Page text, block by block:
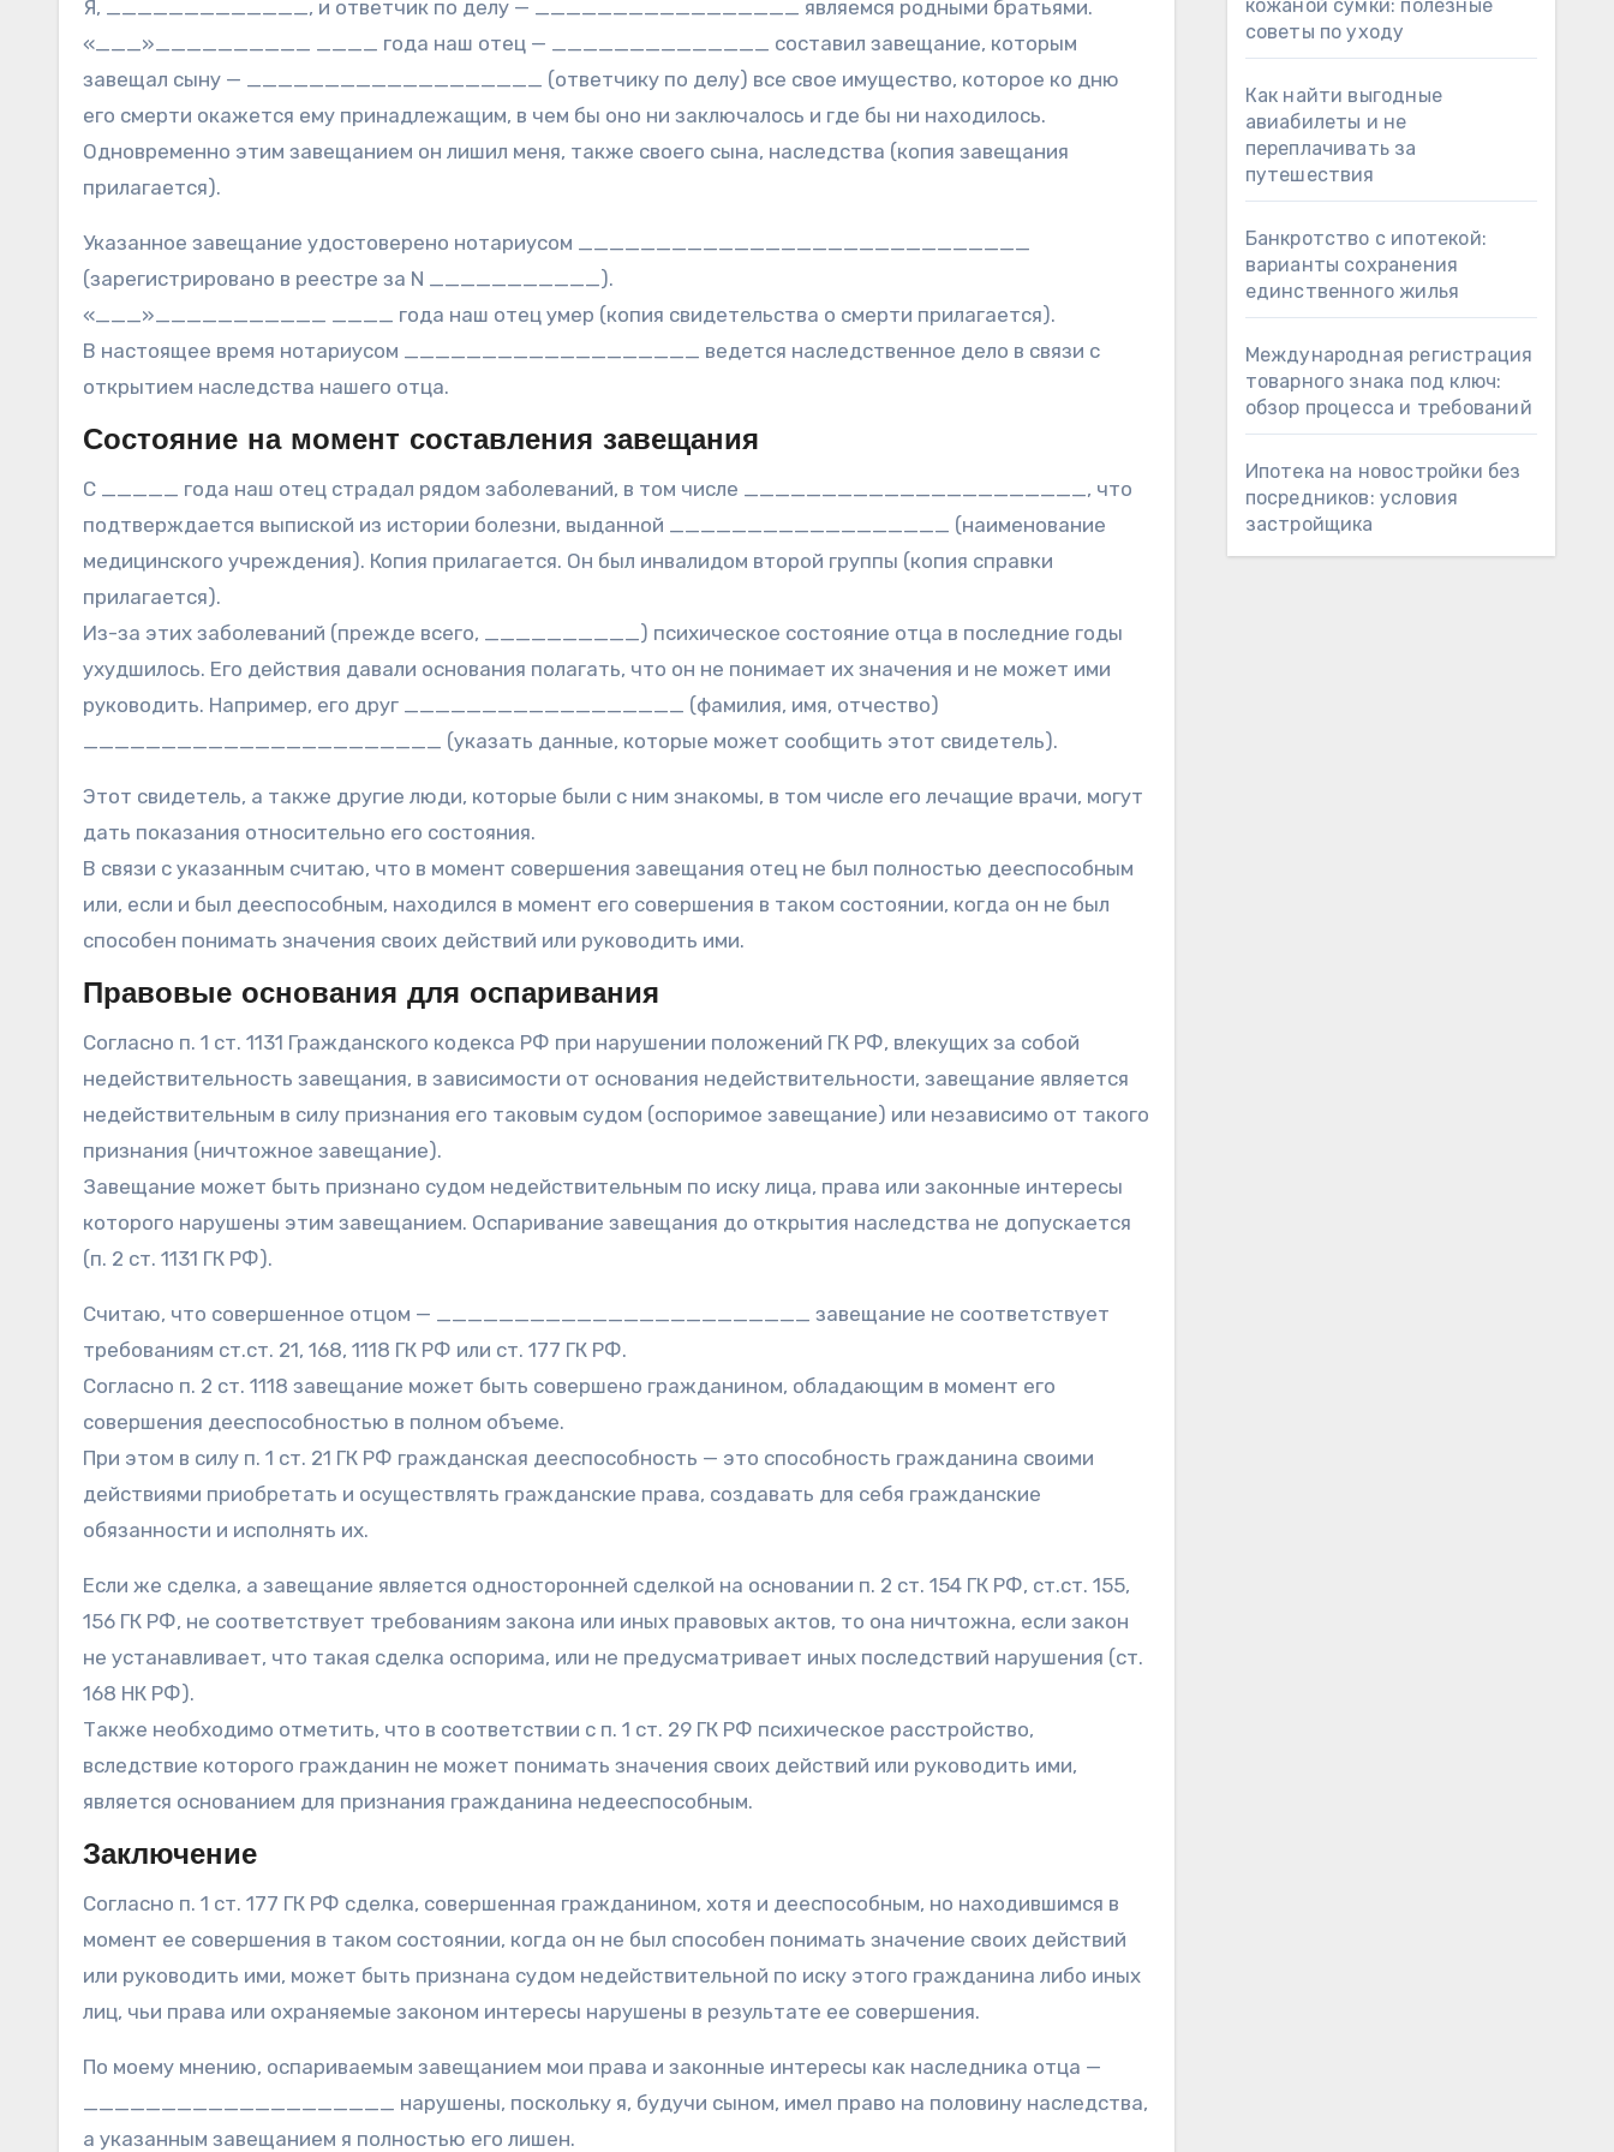
Я, _____________, и ответчик по делу — _________________ являемся родными братьями.
«___»__________ ____ года наш отец — ______________ составил завещание, которым
завещал сыну — ___________________ (ответчику по делу) все свое имущество, которое ко дню
его смерти окажется ему принадлежащим, в чем бы оно ни заключалось и где бы ни находилось.
Одновременно этим завещанием он лишил меня, также своего сына, наследства (копия завещания
прилагается).
Указанное завещание удостоверено нотариусом _____________________________
(зарегистрировано в реестре за N ___________).
«___»___________ ____ года наш отец умер (копия свидетельства о смерти прилагается).
В настоящее время нотариусом ___________________ ведется наследственное дело в связи с
открытием наследства нашего отца.
Состояние на момент составления завещания
С _____ года наш отец страдал рядом заболеваний, в том числе ______________________, что
подтверждается выпиской из истории болезни, выданной __________________ (наименование
медицинского учреждения). Копия прилагается. Он был инвалидом второй группы (копия справки
прилагается).
Из-за этих заболеваний (прежде всего, __________) психическое состояние отца в последние годы
ухудшилось. Его действия давали основания полагать, что он не понимает их значения и не может ими
руководить. Например, его друг __________________ (фамилия, имя, отчество)
_______________________ (указать данные, которые может сообщить этот свидетель).
Этот свидетель, а также другие люди, которые были с ним знакомы, в том числе его лечащие врачи, могут
дать показания относительно его состояния.
В связи с указанным считаю, что в момент совершения завещания отец не был полностью дееспособным
или, если и был дееспособным, находился в момент его совершения в таком состоянии, когда он не был
способен понимать значения своих действий или руководить ими.
Правовые основания для оспаривания
Согласно п. 1 ст. 1131 Гражданского кодекса РФ при нарушении положений ГК РФ, влекущих за собой
недействительность завещания, в зависимости от основания недействительности, завещание является
недействительным в силу признания его таковым судом (оспоримое завещание) или независимо от такого
признания (ничтожное завещание).
Завещание может быть признано судом недействительным по иску лица, права или законные интересы
которого нарушены этим завещанием. Оспаривание завещания до открытия наследства не допускается
(п. 2 ст. 1131 ГК РФ).
Считаю, что совершенное отцом — ________________________ завещание не соответствует
требованиям ст.ст. 21, 168, 1118 ГК РФ или ст. 177 ГК РФ.
Согласно п. 2 ст. 1118 завещание может быть совершено гражданином, обладающим в момент его
совершения дееспособностью в полном объеме.
При этом в силу п. 1 ст. 21 ГК РФ гражданская дееспособность — это способность гражданина своими
действиями приобретать и осуществлять гражданские права, создавать для себя гражданские
обязанности и исполнять их.
Если же сделка, а завещание является односторонней сделкой на основании п. 2 ст. 154 ГК РФ, ст.ст. 155,
156 ГК РФ, не соответствует требованиям закона или иных правовых актов, то она ничтожна, если закон
не устанавливает, что такая сделка оспорима, или не предусматривает иных последствий нарушения (ст.
168 НК РФ).
Также необходимо отметить, что в соответствии с п. 1 ст. 29 ГК РФ психическое расстройство,
вследствие которого гражданин не может понимать значения своих действий или руководить ими,
является основанием для признания гражданина недееспособным.
Заключение
Согласно п. 1 ст. 177 ГК РФ сделка, совершенная гражданином, хотя и дееспособным, но находившимся в
момент ее совершения в таком состоянии, когда он не был способен понимать значение своих действий
или руководить ими, может быть признана судом недействительной по иску этого гражданина либо иных
лиц, чьи права или охраняемые законом интересы нарушены в результате ее совершения.
По моему мнению, оспариваемым завещанием мои права и законные интересы как наследника отца —
____________________ нарушены, поскольку я, будучи сыном, имел право на половину наследства,
а указанным завещанием я полностью его лишен.
кожаной сумки: полезные
советы по уходу
Как найти выгодные
авиабилеты и не
переплачивать за
путешествия
Банкротство с ипотекой:
варианты сохранения
единственного жилья
Международная регистрация
товарного знака под ключ:
обзор процесса и требований
Ипотека на новостройки без
посредников: условия
застройщика